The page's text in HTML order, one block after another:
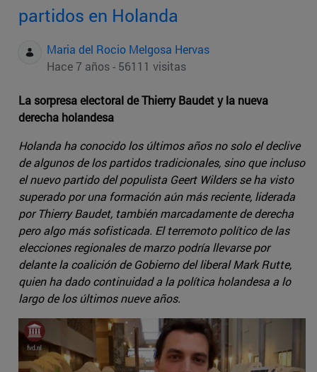
partidos en Holanda
Maria del Rocio Melgosa Hervas
Hace 7 años - 56111 visitas
La sorpresa electoral de Thierry Baudet y la nueva
derecha holandesa
Holanda ha conocido los últimos años no solo el declive
de algunos de los partidos tradicionales, sino que incluso
el nuevo partido del populista Geert Wilders se ha visto
superado por una formación aún más reciente, liderada
por Thierry Baudet, también marcadamente de derecha
pero algo más sofisticada. El terremoto político de las
elecciones regionales de marzo podría llevarse por
delante la coalición de Gobierno del liberal Mark Rutte,
quien ha dado continuidad a la política holandesa a lo
largo de los últimos nueve años.